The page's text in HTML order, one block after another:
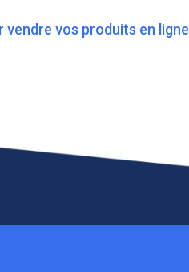
vendre vos produits en ligne